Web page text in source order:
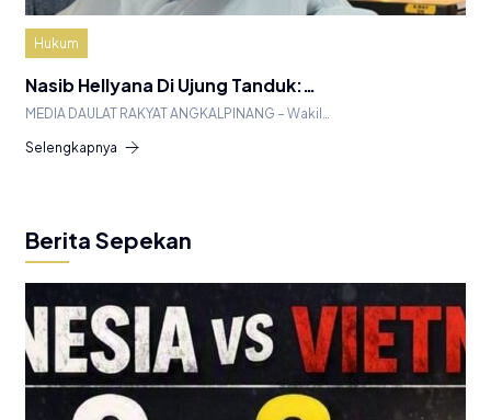
Hukum
Nasib Hellyana Di Ujung Tanduk:…
MEDIA DAULAT RAKYAT ANGKALPINANG – Wakil…
Selengkapnya
Berita Sepekan